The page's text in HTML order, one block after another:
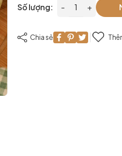
Số lượng: - +
Chia sẻ